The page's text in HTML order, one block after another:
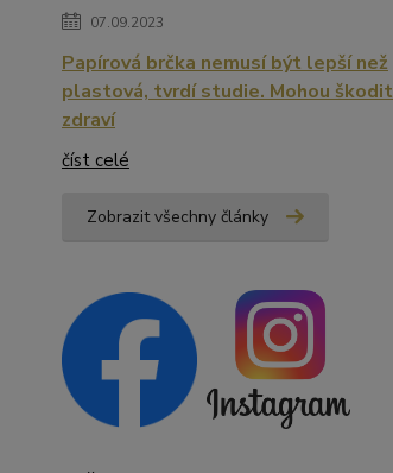
07.09.2023
Papírová brčka nemusí být lepší než
plastová, tvrdí studie. Mohou škodit
zdraví
číst celé
Zobrazit všechny články